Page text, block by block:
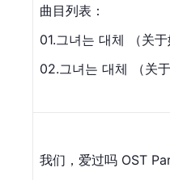
曲目列表：
01.그녀는 대체 （关
02.그녀는 대체 （关
我们，爱过吗 OST